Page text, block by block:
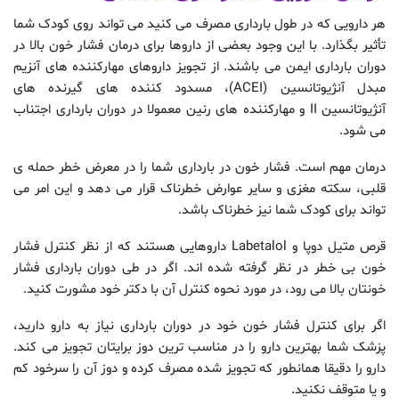
هر دارویی که در طول بارداری مصرف می کنید می تواند روی کودک شما
تأثیر بگذارد. با این وجود بعضی از داروها برای درمان فشار خون بالا در
دوران بارداری ایمن می باشند. از تجویز داروهای مهارکننده های آنزیم
مبدل آنژیوتانسین (ACEI)، مسدود کننده های گیرنده های
آنژیوتانسین II و مهارکننده های رنین معمولا در دوران بارداری اجتناب
می شود.
درمان مهم است. فشار خون در بارداری شما را در معرض خطر حمله ى
قلبی، سکته مغزی و سایر عوارض خطرناک قرار می دهد و این امر می
تواند برای کودک شما نیز خطرناک باشد.
قرص متیل دوپا و Labetalol داروهایی هستند که از نظر کنترل فشار
خون بی خطر در نظر گرفته شده اند. اگر در طی دوران بارداری فشار
خونتان بالا می رود، در مورد نحوه کنترل آن با دکتر خود مشورت کنید.
اگر برای کنترل فشار خون خود در دوران بارداری نیاز به دارو دارید،
پزشک شما بهترین دارو را در مناسب ترین دوز برایتان تجویز می کند.
دارو را دقیقا همانطور که تجویز شده مصرف کرده و دوز آن را سرخود کم
و یا متوقف نکنید.